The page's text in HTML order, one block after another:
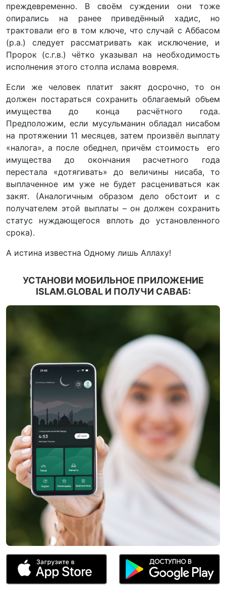
преждевременно. В своём суждении они тоже
опирались на ранее приведённый хадис, но
трактовали его в том ключе, что случай с Аббасом
(р.а.) следует рассматривать как исключение, и
Пророк (с.г.в.) чётко указывал на необходимость
исполнения этого столпа ислама вовремя.
Если же человек платит закят досрочно, то он
должен постараться сохранить облагаемый объем
имущества до конца расчётного года.
Предположим, если мусульманин обладал нисабом
на протяжении 11 месяцев, затем произвёл выплату
«налога», а после обеднел, причём стоимость его
имущества до окончания расчетного года
перестала «дотягивать» до величины нисаба, то
выплаченное им уже не будет расцениваться как
закят. (Аналогичным образом дело обстоит и с
получателем этой выплаты – он должен сохранить
статус нуждающегося вплоть до установленного
срока).
А истина известна Одному лишь Аллаху!
УСТАНОВИ МОБИЛЬНОЕ ПРИЛОЖЕНИЕ
ISLAM.GLOBAL И ПОЛУЧИ САВАБ: